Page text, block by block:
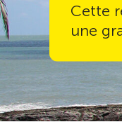
Cette
une